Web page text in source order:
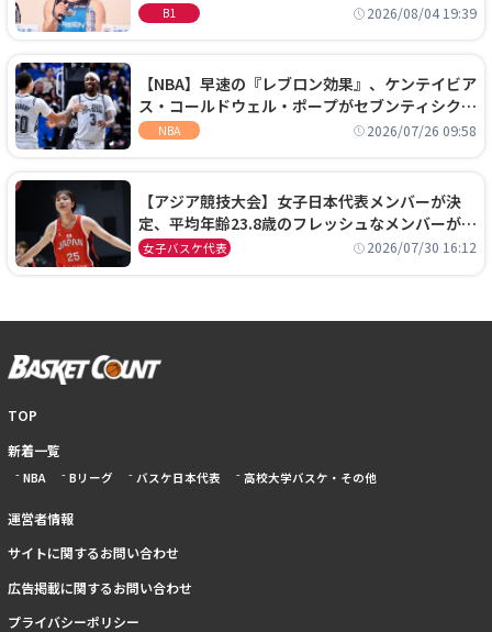
に、京都に来たわけではない」
B1 2026/08/04 19:39
【NBA】早速の『レブロン効果』、ケンテイビア
ス・コールドウェル・ポープがセブンティシクサ
ーズに1年契約で加入
NBA 2026/07/26 09:58
【アジア競技大会】女子日本代表メンバーが決
定、平均年齢23.8歳のフレッシュなメンバーが日
本開催の大舞台で頂点を狙う
女子バスケ代表 2026/07/30 16:12
TOP
新着一覧
NBA Bリーグ バスケ日本代表 高校大学バスケ・その他
運営者情報
サイトに関するお問い合わせ
広告掲載に関するお問い合わせ
プライバシーポリシー